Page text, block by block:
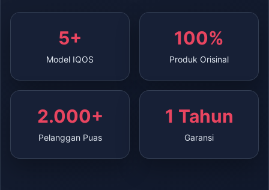
5+
Model IQOS
100%
Produk Orisinal
2.000+
Pelanggan Puas
1 Tahun
Garansi